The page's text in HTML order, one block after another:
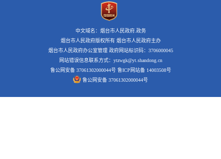
中文域名：烟台市人民政府.政务
烟台市人民政府版权所有 烟台市人民政府主办
烟台市人民政府办公室管理 政府网站标识码：3706000045
网站错误信息联系方式：ytzwgk@yt.shandong.cn
鲁公网安备 37061302000044号 鲁ICP网站备 14003508号
鲁公网安备 37061302000044号